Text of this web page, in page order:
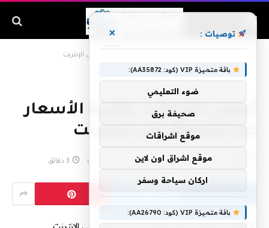
أفضل تطبيقات مقارنة الأسعار عند التسوق على الإنترنت
أفضل تطبيقات مقارنة الأسعار
عند التسوق على الإنترنت
بواسطة مارس 3, 2020 لا توجد تعليقات 3 دقائق
توصيات : ×
باقة متميزة VIP (كود: AA35872):
ضوء التعليمي
صحيفة برق
موقع اشراقات
موقع اشراق اون لاين
اركان سياحة وسفر
باقة متميزة VIP (كود: AA26790):